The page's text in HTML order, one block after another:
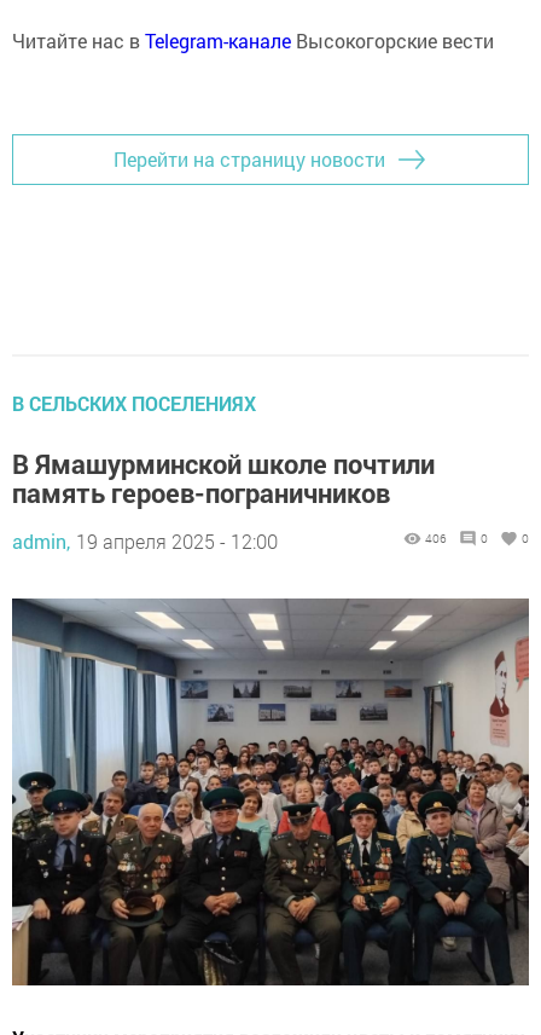
Читайте нас вTelegram-канале Высокогорские вести
Перейти на страницу новости
В СЕЛЬСКИХ ПОСЕЛЕНИЯХ
В Ямашурминской школе почтили
память героев-пограничников
admin, 19 апреля 2025 - 12:00 406 0 0